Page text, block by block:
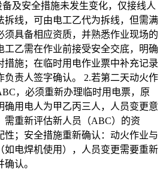
及安全措施未发生变化，仅接线人
拆线，可由电工乙代为拆线，但需满
须具备相应资质，并熟悉作业现场的
工乙需在作业前接受安全交底，明确
措施；在临时用电作业票中补充记录
负责人签字确认。 2.若第二天动火作
，必须重新办理临时用电票，原
确用电人为甲乙丙三人，人员变更意
需重新评估新人员（ABC）的资
性；安全措施重新确认：动火作业与
如电焊机使用），人员变更需要重新
认。